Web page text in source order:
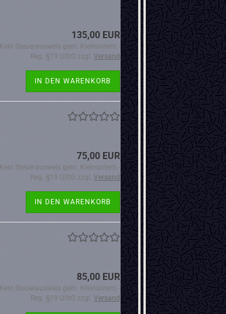
135,00 EUR
Kein Steuerausweis gem. Kleinuntern.-
Reg. §19 UStG zzgl. Versand
IN DEN WARENKORB
75,00 EUR
Kein Steuerausweis gem. Kleinuntern.-
Reg. §19 UStG zzgl. Versand
IN DEN WARENKORB
85,00 EUR
Kein Steuerausweis gem. Kleinuntern.-
Reg. §19 UStG zzgl. Versand